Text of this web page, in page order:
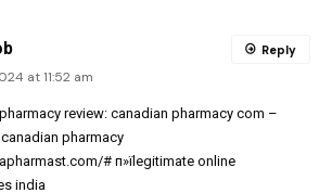
at 11:52 am
review: canadian pharmacy com –
pharmacy
# п»їlegitimate online
india
Reply